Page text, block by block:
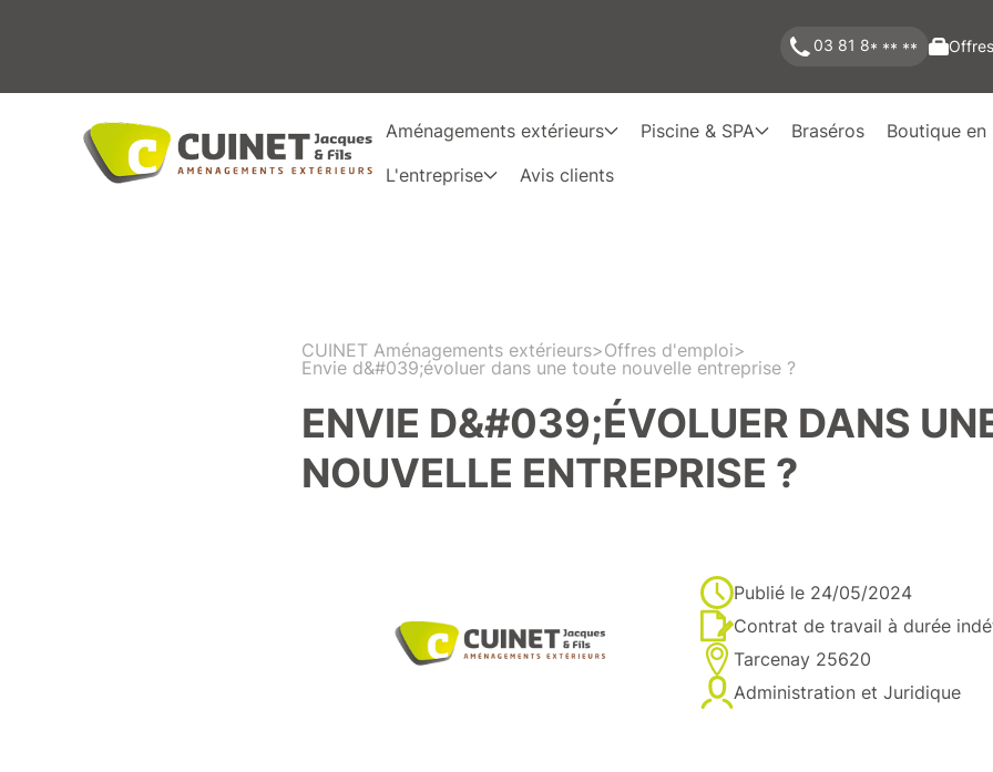
03 81 8* ** **
Aménagements extérieurs Piscine & SPA Braséros
Boutique en
L'entreprise
Avis clients
CUINET Aménagements extérieurs>Offres d'emploi>
Envie d&#039;évoluer dans une toute nouvelle entreprise ?
ENVIE D&#039;ÉVOLUER DANS
NOUVELLE ENTREPRISE ?
Publié le 24/05/2024
Contrat de travail à durée
Tarcenay 25620
Administration et Juridique